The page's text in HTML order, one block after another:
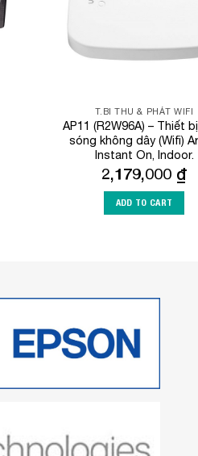
T.BI THU & PHÁT WIFI
AP11 (R2W96A) – Thiết
sóng không dây (Wifi)
Instant On, Indoor.
2,179,000 ₫
ADD TO CART